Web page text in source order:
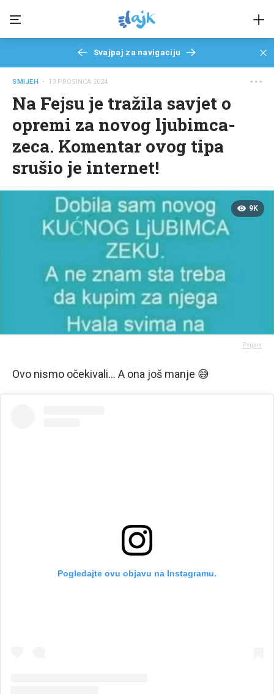
Svajpaj za navigaciju
SMIJEH • 13 PROSINCA 2024
Na Fejsu je tražila savjet o
opremi za novog ljubimca-
zeca. Komentar ovog tipa
srušio je internet!
9K
Prijavi
Ovo nismo očekivali... A ona još manje 😅
Pogledajte ovu objavu na Instagramu.